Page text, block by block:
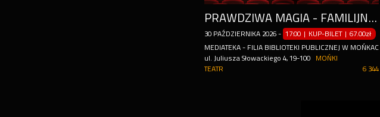
PRAWDZIWA MAGIA - FAMILIJNY SPEKTAKL ILUZJI | PAWEŁ KWIECIEŃ - ILUZJONISTA
30 PAŹDZIERNIKA 2026 - 17:00 | KUP-BILET | 67.00zł
MEDIATEKA - FILIA BIBLIOTEKI PUBLICZNEJ W MOŃKACH
ul. Juliusza Słowackiego 4, 19-100
MOŃKI
6 344
TEATR